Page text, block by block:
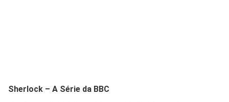
Sherlock – A Série da BBC